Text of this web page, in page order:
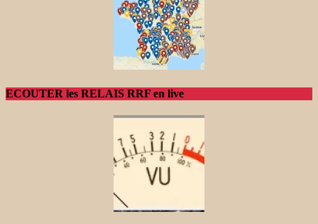
ECOUTER les RELAIS RRF en live